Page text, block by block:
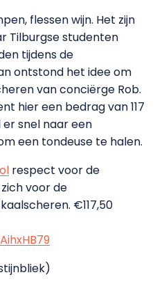
flessen wijn. Het zijn
Tilburgse studenten
tijdens de
ontstond het idee om
van conciërge Rob.
hier een bedrag van 117
snel naar een
een tondeuse te halen.
respect voor de
voor de
€117,50